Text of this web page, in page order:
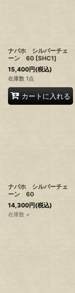
ナバホ シルバーチェ
ーン 60 [SHC1]
15,400円(税込)
在庫数 1点
カートに入れる
ナバホ シルバーチェ
ーン 60
14,300円(税込)
在庫数 ×